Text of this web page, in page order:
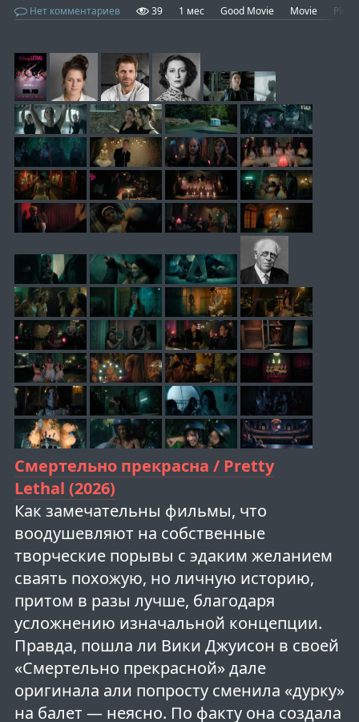
Нет комментариев 39 1 мес Good Movie Movie Plot
Смертельно прекрасна / Pretty
Lethal (2026)
Как замечательны фильмы, что
воодушевляют на собственные
творческие порывы с эдаким желанием
сваять похожую, но личную историю,
притом в разы лучше, благодаря
усложнению изначальной концепции.
Правда, пошла ли Вики Джуисон в своей
«Смертельно прекрасной» дале
оригинала али попросту сменила «дурку»
на балет — неясно. По факту она создала